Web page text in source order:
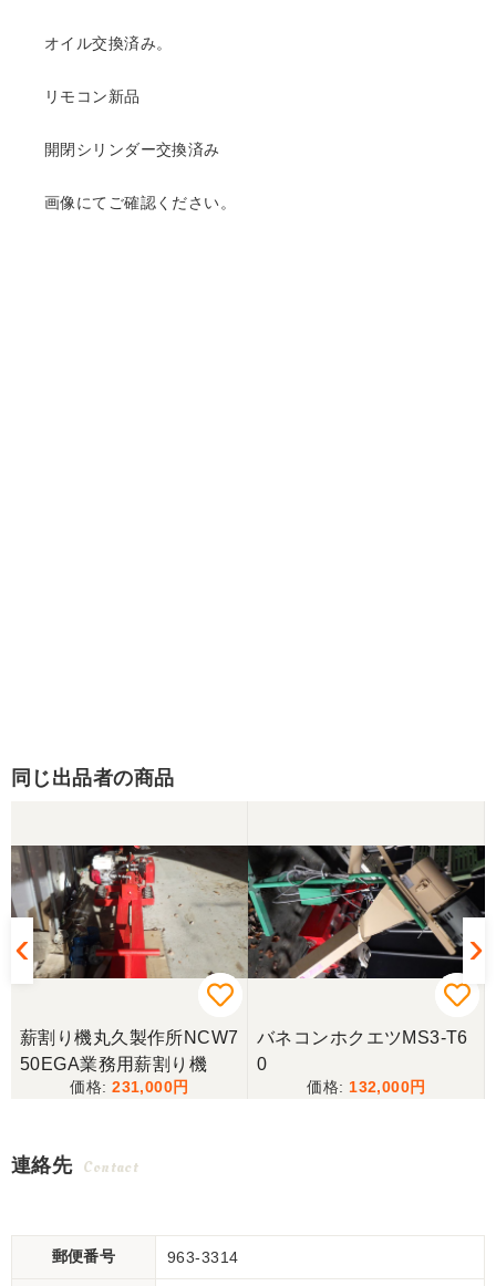
オイル交換済み。
リモコン新品
開閉シリンダー交換済み
画像にてご確認ください。
同じ出品者の商品
薪割り機丸久製作所NCW7
50EGA業務用薪割り機
231,000
バネコンホクエツMS3-T6
0
132,000
連絡先 Contact
郵便番号 963-3314